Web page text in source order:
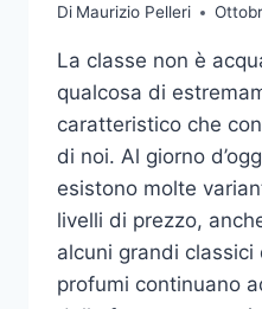
Di Maurizio Pelleri
La classe non è
qualcosa di
caratteristico che
di noi. Al giorno
esistono molte
livelli di prezzo,
alcuni grandi
profumi continuano